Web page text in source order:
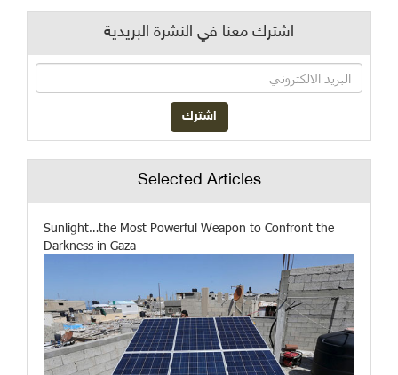
اشترك معنا في النشرة البريدية
Selected Articles
Sunlight…the Most Powerful Weapon to Confront the
Darkness in Gaza